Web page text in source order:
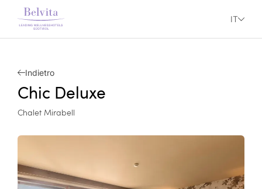
IT
Indietro
Chic Deluxe
Chalet Mirabell